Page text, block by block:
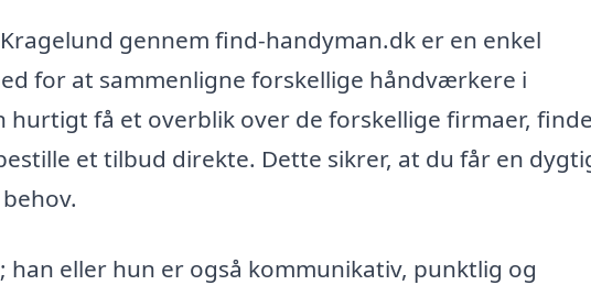
gennem find-handyman.dk er en enkel
for at sammenligne forskellige håndværkere i
hurtigt få et overblik over de forskellige firmaer, finde
et tilbud direkte. Dette sikrer, at du får en
han eller hun er også kommunikativ, punktlig og